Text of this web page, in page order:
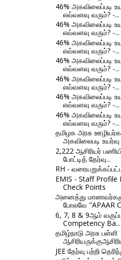
46% அகவிலைப்படி
எவ்வளவு வரும்? -...
46% அகவிலைப்படி
எவ்வளவு வரும்? -...
46% அகவிலைப்படி
எவ்வளவு வரும்? -...
46% அகவிலைப்படி
எவ்வளவு வரும்? -...
46% அகவிலைப்படி
எவ்வளவு வரும்? -...
46% அகவிலைப்படி
எவ்வளவு வரும்? -...
46% அகவிலைப்படி
எவ்வளவு வரும்? -...
தமிழக அரசு
அகவிலைபடி உயர்வு
2,222 ஆசிரியர்
போட்டித் தேர்வு...
RH - வரையறுக்கப்பட்ட
EMIS - Staff Profile
Check Points
அனைத்து
போலவே "APAAR
6, 7, 8 & 9ஆம்
Competency Ba...
தமிழ்நாடு அரசு பள்ளி
JEE தேர்வு பற்றி